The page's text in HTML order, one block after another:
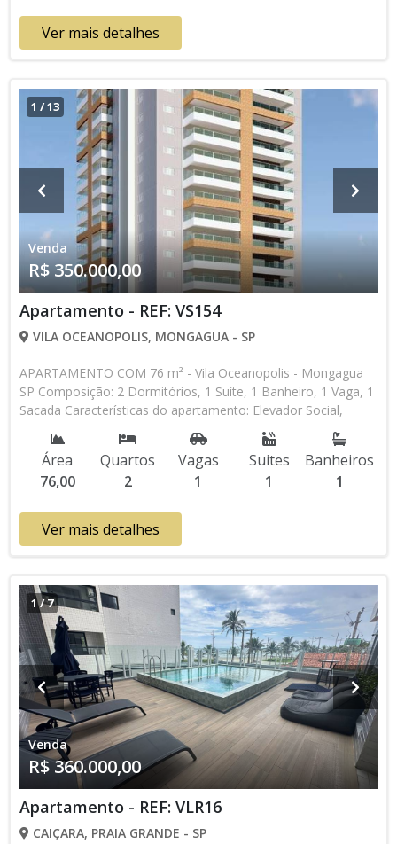
Ver mais detalhes
1 /13
Venda
R$ 350.000,00
Apartamento - REF: VS154
VILA OCEANOPOLIS, MONGAGUA - SP
APARTAMENTO COM 76 m² - Vila Oceanopolis - Mongagua
SP Composição: 2 Dormitórios, 1 Suíte, 1 Banheiro, 1 Vaga, 1
Sacada Características do apartamento: Elevador Social,
Elevador de Serviço, Acessibilidade, Interfone, Piscina, Sauna,
Salão de Jogos, Salão de Festas, Espaço Gourmet, Academia,
Churrasqueira Lançamento, Em Obras * Os valores e
disponibilidade podem ser alterados sem prévio aviso. Favor
Área
76,00
Quartos
2
Vagas
1
Suites
1
Banheiros
1
Ver mais detalhes
1/7
Venda
R$ 360.000,00
Apartamento - REF: VLR16
CAIÇARA, PRAIA GRANDE - SP